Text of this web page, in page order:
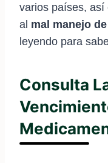
varios países, así
al mal manejo
leyendo para
Consulta